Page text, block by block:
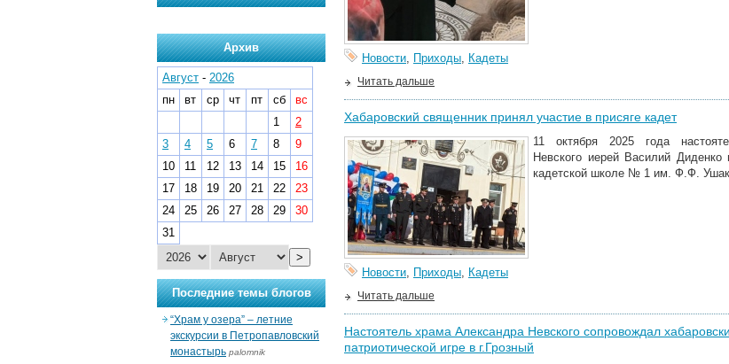
Новости, Приходы, Кадеты
Читать дальше
Хабаровский священник принял участие в присяге кадет
11 октября 2025 года
Невского иерей Василий Диденко
кадетской школе № 1 им. Ф.Ф.
Новости, Приходы, Кадеты
Читать дальше
Настоятель храма Александра Невского сопровождал
патриотической игре в г.Грозный
Архив
Август - 2026
пн
вт ср чт пт сб
вс
1
2
3
4 5 6 7 8
9
10
11 12 13 14 15
16
17
18 19 20 21 22
23
24
25 26 27 28 29
30
31
>
Последние темы блогов
“Храм у озера” – летние
экскурсии в Петропавловский
монастырь palomnik